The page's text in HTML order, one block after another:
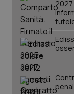
Rene &
Salute
Sangue &